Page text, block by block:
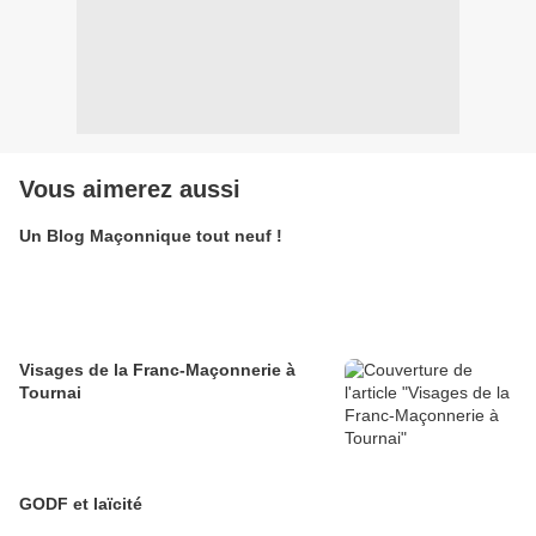
Vous aimerez aussi
Un Blog Maçonnique tout neuf !
Visages de la Franc-Maçonnerie à
Tournai
GODF et laïcité